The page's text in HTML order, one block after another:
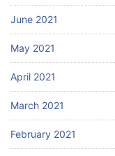
June 2021
May 2021
April 2021
March 2021
February 2021